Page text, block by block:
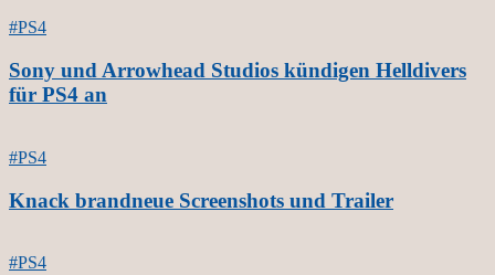
#PS4
Sony und Arrowhead Studios kündigen Helldivers
für PS4 an
#PS4
Knack brandneue Screenshots und Trailer
#PS4